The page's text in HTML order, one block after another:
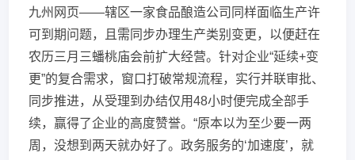
九州网页——辖区一家食品酿造公司同样面临生产许
可到期问题，且需同步办理生产类别变更，以便赶在
农历三月三蟠桃庙会前扩大经营。针对企业“延续+变
更”的复合需求，窗口打破常规流程，实行并联审批、
同步推进，从受理到办结仅用48小时便完成全部手
续，赢得了企业的高度赞誉。“原本以为至少要一两
周，没想到两天就办好了。政务服务的‘加速度’，就